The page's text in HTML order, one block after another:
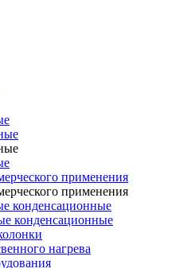
применения
применения
конденсационные
конденсационные
нагрева